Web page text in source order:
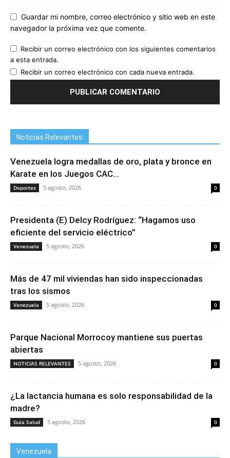
Guardar mi nombre, correo electrónico y sitio web en este
navegador la próxima vez que comente.
Recibir un correo electrónico con los siguientes comentarios
a esta entrada.
Recibir un correo electrónico con cada nueva entrada.
Noticias Relevantes
Venezuela logra medallas de oro, plata y bronce en
Karate en los Juegos CAC...
Deportes 5 agosto, 2026 0
Presidenta (E) Delcy Rodríguez: “Hagamos uso
eficiente del servicio eléctrico”
Venezuela 5 agosto, 2026 0
Más de 47 mil viviendas han sido inspeccionadas
tras los sismos
Venezuela 5 agosto, 2026 0
Parque Nacional Morrocoy mantiene sus puertas
abiertas
NOTICIAS RELEVANTES 5 agosto, 2026 0
¿La lactancia humana es solo responsabilidad de la
madre?
Guía Salud 5 agosto, 2026 0
Venezuela